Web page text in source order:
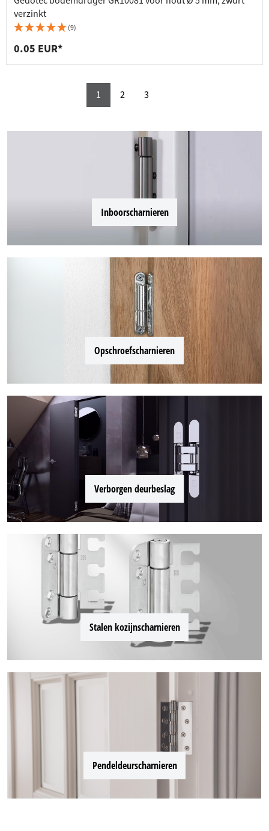
verzinkt
(9)
0.05 EUR*
1 2 3
Inboorscharnieren
Opschroefscharnieren
Verborgen deurbeslag
Stalen kozijnscharnieren
Pendeldeurscharnieren